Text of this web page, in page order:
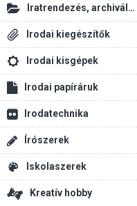
Iratrendezés, archiválás
Irodai kiegészítők
Irodai kisgépek
Irodai papíráruk
Irodatechnika
Írószerek
Iskolaszerek
Kreatív hobby